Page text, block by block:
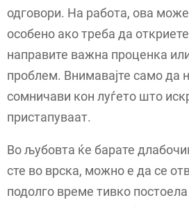
одговори. На работа, ова
особено ако треба да
направите важна проценка
проблем. Внимавајте само да
сомничави кон луѓето што
пристапуваат.
Во љубовта ќе барате
сте во врска, можно е да се
подолго време тивко